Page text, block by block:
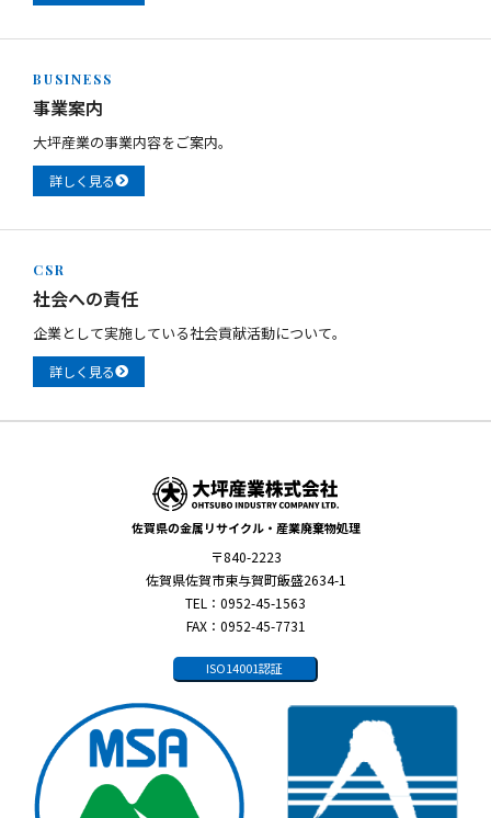
BUSINESS
事業案内
大坪産業の事業内容をご案内。
詳しく見る
CSR
社会への責任
企業として実施している社会貢献活動について。
詳しく見る
佐賀県の金属リサイクル・産業廃棄物処理
〒840-2223
佐賀県佐賀市東与賀町飯盛2634-1
TEL：0952-45-1563
FAX：0952-45-7731
ISO14001認証